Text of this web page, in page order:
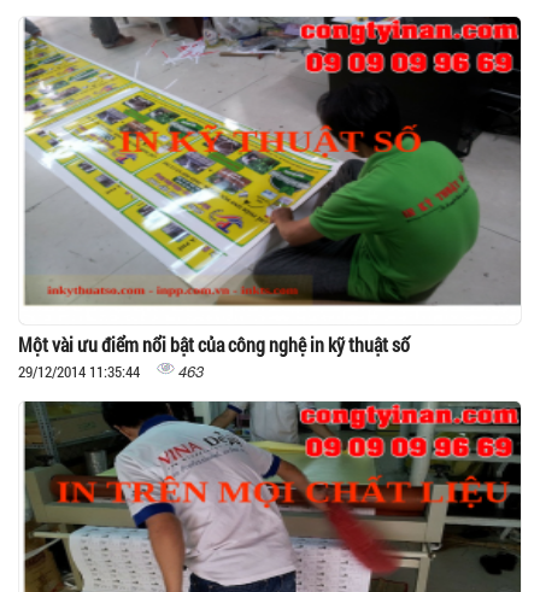
Một vài ưu điểm nổi bật của công nghệ in kỹ thuật số
29/12/2014 11:35:44 463